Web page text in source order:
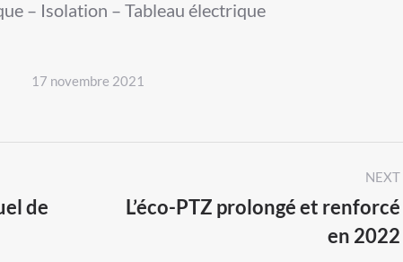
– Isolation – Tableau électrique
17 novembre 2021
de
NEXT
Next
L’éco-PTZ prolongé et renforcé
en 2022